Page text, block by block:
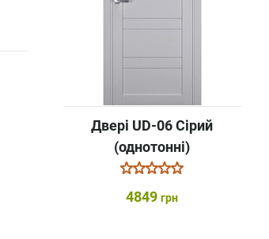
Двері UD-06 Сірий
(однотонні)
4849грн